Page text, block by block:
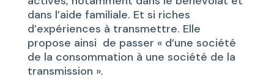
dans l’aide familiale. Et si riches
d’expériences à transmettre. Elle
propose ainsi de passer « d’une société
de la consommation à une société de la
transmission ».